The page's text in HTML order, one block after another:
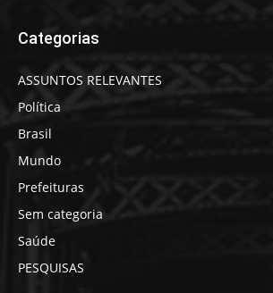
Categorias
ASSUNTOS RELEVANTES
Política
Brasil
Mundo
Prefeituras
Sem categoria
Saúde
PESQUISAS